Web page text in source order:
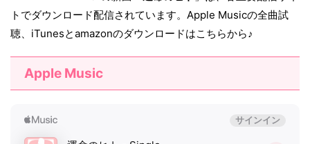
トでダウンロード配信されています。Apple Musicの全曲試
聴、iTunesとamazonのダウンロードはこちらから♪
Apple Music